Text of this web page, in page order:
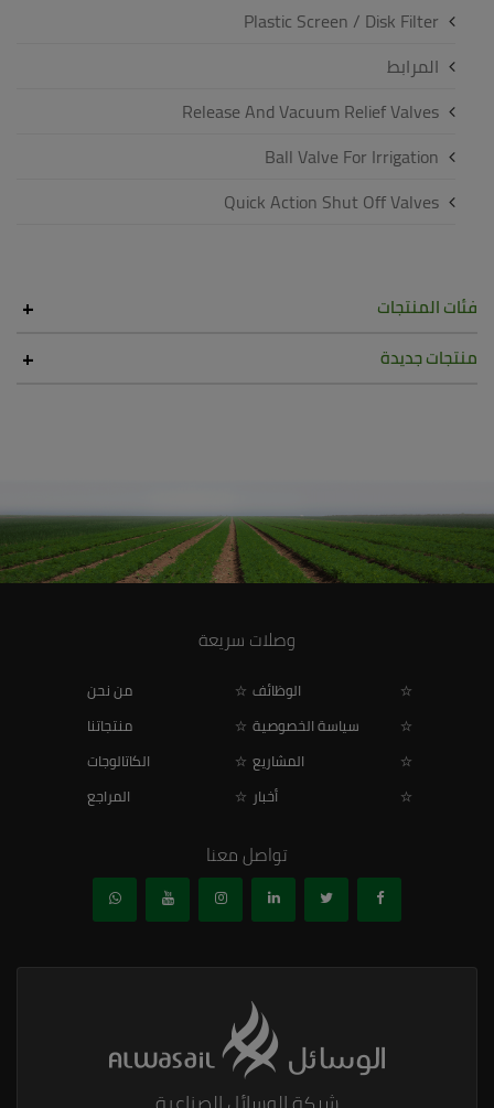
Plastic Screen / Disk Filter
المرابط
Release And Vacuum Relief Valves
Ball Valve For Irrigation
Quick Action Shut Off Valves
فئات المنتجات
منتجات جديدة
وصلات سريعة
من نحن
الوظائف
منتجاتنا
سياسة الخصوصية
الكاتالوجات
المشاريع
المراجع
أخبار
تواصل معنا